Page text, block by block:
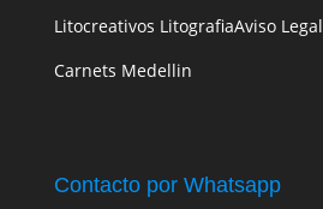
Litocreativos Litografia
Carnets Medellin
Aviso Legal
Contacto por Whatsapp